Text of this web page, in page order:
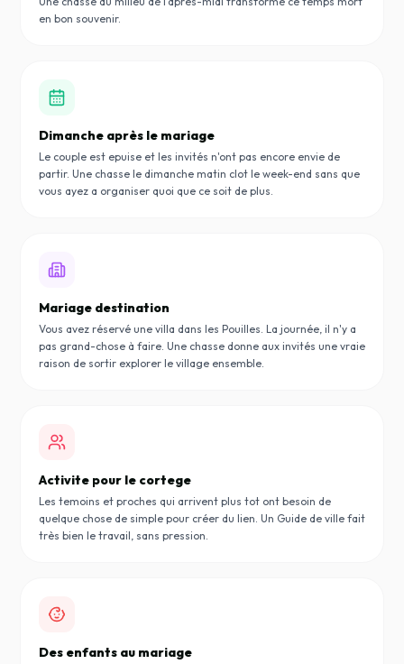
en bon souvenir.
Dimanche après le mariage
Le couple est epuise et les invités n'ont pas encore envie de
partir. Une chasse le dimanche matin clot le week-end sans que
vous ayez a organiser quoi que ce soit de plus.
Mariage destination
Vous avez réservé une villa dans les Pouilles. La journée, il n'y a
pas grand-chose à faire. Une chasse donne aux invités une vraie
raison de sortir explorer le village ensemble.
Activite pour le cortege
Les temoins et proches qui arrivent plus tot ont besoin de
quelque chose de simple pour créer du lien. Un Guide de ville fait
très bien le travail, sans pression.
Des enfants au mariage